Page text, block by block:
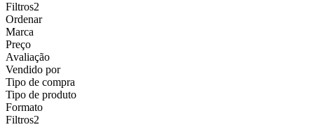
Filtros2
Ordenar
Marca
Preço
Avaliação
Vendido por
Tipo de compra
Tipo de produto
Formato
Filtros2